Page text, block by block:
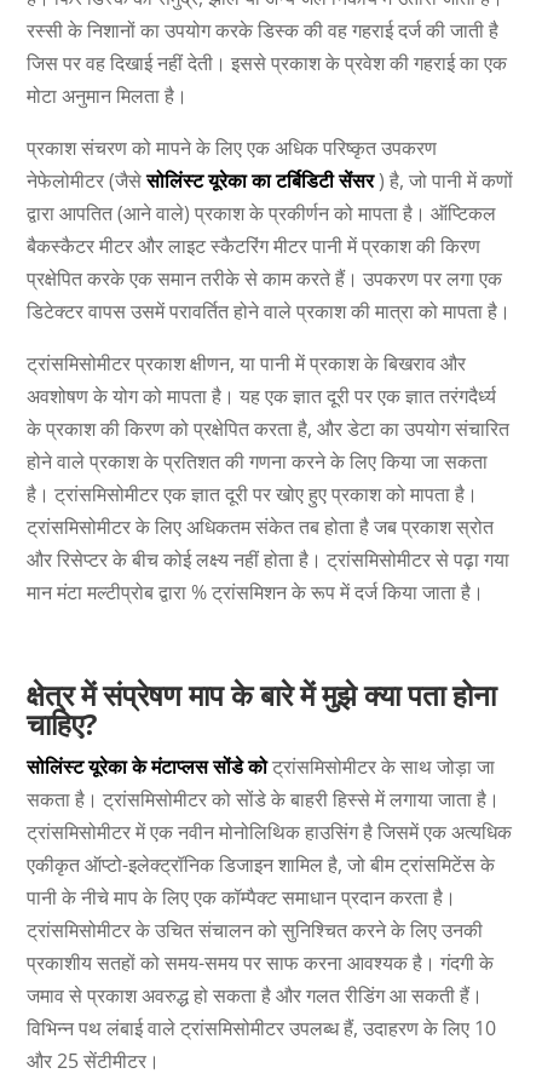
रस्सी के निशानों का उपयोग करके डिस्क की वह गहराई दर्ज की जाती है
जिस पर वह दिखाई नहीं देती। इससे प्रकाश के प्रवेश की गहराई का एक
मोटा अनुमान मिलता है।
प्रकाश संचरण को मापने के लिए एक अधिक परिष्कृत उपकरण
नेफेलोमीटर (जैसेसोलिंस्ट यूरेका का टर्बिडिटी सेंसर) है, जो पानी में कणों
द्वारा आपतित (आने वाले) प्रकाश के प्रकीर्णन को मापता है। ऑप्टिकल
बैकस्कैटर मीटर और लाइट स्कैटरिंग मीटर पानी में प्रकाश की किरण
प्रक्षेपित करके एक समान तरीके से काम करते हैं। उपकरण पर लगा एक
डिटेक्टर वापस उसमें परावर्तित होने वाले प्रकाश की मात्रा को मापता है।
ट्रांसमिसोमीटर प्रकाश क्षीणन, या पानी में प्रकाश के बिखराव और
अवशोषण के योग को मापता है। यह एक ज्ञात दूरी पर एक ज्ञात तरंगदैर्ध्य
के प्रकाश की किरण को प्रक्षेपित करता है, और डेटा का उपयोग संचारित
होने वाले प्रकाश के प्रतिशत की गणना करने के लिए किया जा सकता
है। ट्रांसमिसोमीटर एक ज्ञात दूरी पर खोए हुए प्रकाश को मापता है।
ट्रांसमिसोमीटर के लिए अधिकतम संकेत तब होता है जब प्रकाश स्रोत
और रिसेप्टर के बीच कोई लक्ष्य नहीं होता है। ट्रांसमिसोमीटर से पढ़ा गया
मान मंटा मल्टीप्रोब द्वारा % ट्रांसमिशन के रूप में दर्ज किया जाता है।
क्षेत्र में संप्रेषण माप के बारे में मुझे क्या पता होना
चाहिए?
सोलिंस्ट यूरेका के मंटाप्लस सोंडे कोट्रांसमिसोमीटर के साथ जोड़ा जा
सकता है। ट्रांसमिसोमीटर को सोंडे के बाहरी हिस्से में लगाया जाता है।
ट्रांसमिसोमीटर में एक नवीन मोनोलिथिक हाउसिंग है जिसमें एक अत्यधिक
एकीकृत ऑप्टो-इलेक्ट्रॉनिक डिजाइन शामिल है, जो बीम ट्रांसमिटेंस के
पानी के नीचे माप के लिए एक कॉम्पैक्ट समाधान प्रदान करता है।
ट्रांसमिसोमीटर के उचित संचालन को सुनिश्चित करने के लिए उनकी
प्रकाशीय सतहों को समय-समय पर साफ करना आवश्यक है। गंदगी के
जमाव से प्रकाश अवरुद्ध हो सकता है और गलत रीडिंग आ सकती हैं।
विभिन्न पथ लंबाई वाले ट्रांसमिसोमीटर उपलब्ध हैं, उदाहरण के लिए 10
और 25 सेंटीमीटर।